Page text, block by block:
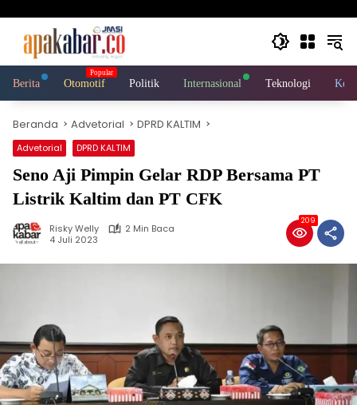
Berita Otomotif Politik Internasional Teknologi
Beranda Advetorial DPRD KALTIM
Advetorial DPRD KALTIM
Seno Aji Pimpin Gelar RDP Bersama PT
Listrik Kaltim dan PT CFK
Risky Welly
2 Min Baca
4 Juli 2023
209